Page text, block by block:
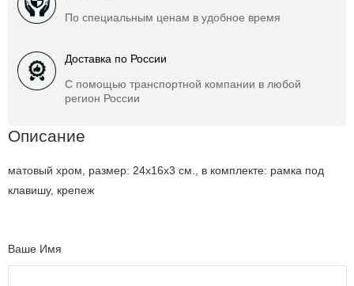
По специальным ценам в удобное время
Доставка по России
С помощью транспортной компании в любой
регион России
Описание
матовый хром, размер: 24x16x3 см., в комплекте: рамка под
клавишу, крепеж
Ваше Имя